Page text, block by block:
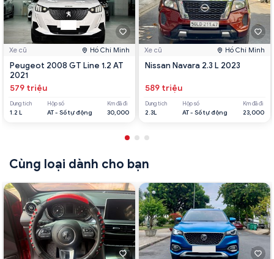
Xe cũ Hồ Chí Minh
Peugeot 2008 GT Line 1.2 AT
2021
579 triệu
Dung tích
1.2 L
Hộp số
AT - Số tự động
Km đã đi
30,000
Xe cũ Hồ Chí Minh
Nissan Navara 2.3 L 2023
589 triệu
Dung tích
2.3L
Hộp số
AT - Số tự động
Km đã đi
23,000
Cùng loại dành cho bạn